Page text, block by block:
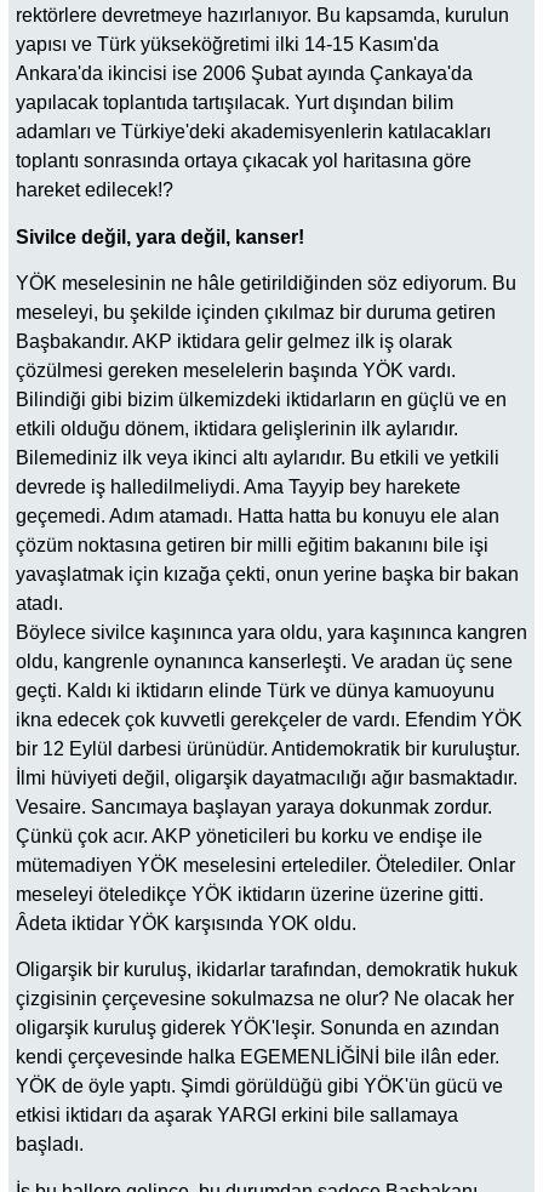
rektörlere devretmeye hazırlanıyor. Bu kapsamda, kurulun
yapısı ve Türk yükseköğretimi ilki 14-15 Kasım'da
Ankara'da ikincisi ise 2006 Şubat ayında Çankaya'da
yapılacak toplantıda tartışılacak. Yurt dışından bilim
adamları ve Türkiye'deki akademisyenlerin katılacakları
toplantı sonrasında ortaya çıkacak yol haritasına göre
hareket edilecek!?
Sivilce değil, yara değil, kanser!
YÖK meselesinin ne hâle getirildiğinden söz ediyorum. Bu
meseleyi, bu şekilde içinden çıkılmaz bir duruma getiren
Başbakandır. AKP iktidara gelir gelmez ilk iş olarak
çözülmesi gereken meselelerin başında YÖK vardı.
Bilindiği gibi bizim ülkemizdeki iktidarların en güçlü ve en
etkili olduğu dönem, iktidara gelişlerinin ilk aylarıdır.
Bilemediniz ilk veya ikinci altı aylarıdır. Bu etkili ve yetkili
devrede iş halledilmeliydi. Ama Tayyip bey harekete
geçemedi. Adım atamadı. Hatta hatta bu konuyu ele alan
çözüm noktasına getiren bir milli eğitim bakanını bile işi
yavaşlatmak için kızağa çekti, onun yerine başka bir bakan
atadı.
Böylece sivilce kaşınınca yara oldu, yara kaşınınca kangren
oldu, kangrenle oynanınca kanserleşti. Ve aradan üç sene
geçti. Kaldı ki iktidarın elinde Türk ve dünya kamuoyunu
ikna edecek çok kuvvetli gerekçeler de vardı. Efendim YÖK
bir 12 Eylül darbesi ürünüdür. Antidemokratik bir kuruluştur.
İlmi hüviyeti değil, oligarşik dayatmacılığı ağır basmaktadır.
Vesaire. Sancımaya başlayan yaraya dokunmak zordur.
Çünkü çok acır. AKP yöneticileri bu korku ve endişe ile
mütemadiyen YÖK meselesini ertelediler. Ötelediler. Onlar
meseleyi öteledikçe YÖK iktidarın üzerine üzerine gitti.
Âdeta iktidar YÖK karşısında YOK oldu.
Oligarşik bir kuruluş, ikidarlar tarafından, demokratik hukuk
çizgisinin çerçevesine sokulmazsa ne olur? Ne olacak her
oligarşik kuruluş giderek YÖK'leşir. Sonunda en azından
kendi çerçevesinde halka EGEMENLİĞİNİ bile ilân eder.
YÖK de öyle yaptı. Şimdi görüldüğü gibi YÖK'ün gücü ve
etkisi iktidarı da aşarak YARGI erkini bile sallamaya
başladı.